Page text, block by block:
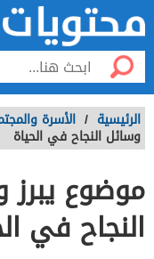
الرئيسية / الأسرة
وسائل النجاح في الحياة
موضوع
النجاح في